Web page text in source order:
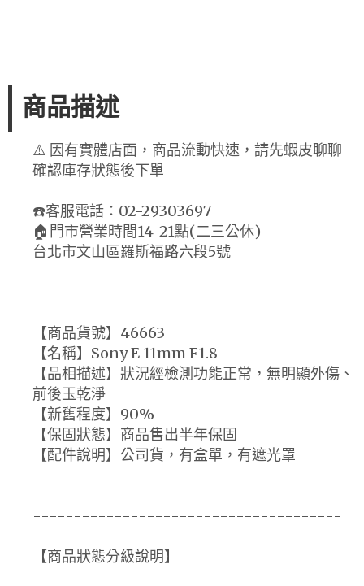
商品描述
⚠️ 因有實體店面，商品流動快速，請先蝦皮聊聊
確認庫存狀態後下單
☎️客服電話：02-29303697
🏠門市營業時間14-21點(二三公休)
台北市文山區羅斯福路六段5號
--------------------------------------
【商品貨號】46663
【名稱】Sony E 11mm F1.8
【品相描述】狀況經檢測功能正常，無明顯外傷、
前後玉乾淨
【新舊程度】90%
【保固狀態】商品售出半年保固
【配件說明】公司貨，有盒單，有遮光罩
--------------------------------------
【商品狀態分級說明】